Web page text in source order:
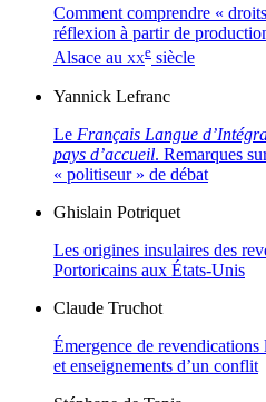
Comment comprendre «
réflexion à partir de
Alsace au xxe siècle
Yannick Lefranc
Le Français Langue
pays d’accueil. Remarques
« politiseur » de débat
Ghislain Potriquet
Les origines insulaires des
Portoricains aux États-Unis
Claude Truchot
Émergence de
et enseignements d’un conflit